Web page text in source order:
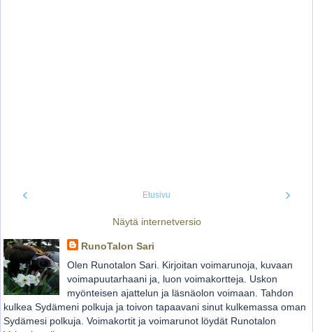
‹ ›
Etusivu
Näytä internetversio
RunoTalon Sari
Olen Runotalon Sari. Kirjoitan voimarunoja, kuvaan
voimapuutarhaani ja, luon voimakortteja. Uskon
myönteisen ajattelun ja läsnäolon voimaan. Tahdon
kulkea Sydämeni polkuja ja toivon tapaavani sinut kulkemassa oman
Sydämesi polkuja. Voimakortit ja voimarunot löydät Runotalon